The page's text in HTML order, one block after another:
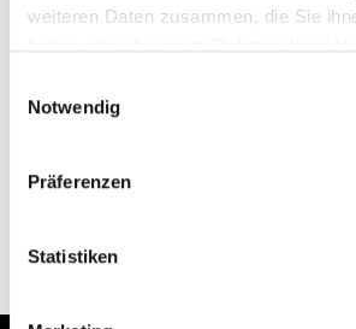
weiteren Daten zusammen, die Sie
Notwendig
Präferenzen
Statistiken
Köstliches
- Der Geschichte der
Spur von Erik Platzer, Oskar
erschienen
zurück zu den Rezepten